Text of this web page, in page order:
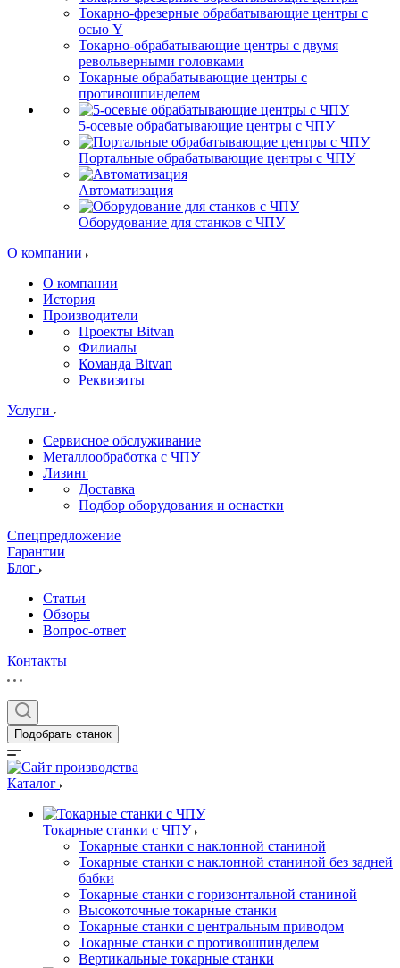
Токарно-фрезерные обрабатывающие центры с
осью Y
Токарно-обрабатывающие центры c двумя
револьверными головками
Токарные обрабатывающие центры с
противошпинделем
5-осевые обрабатывающие центры с ЧПУ
Портальные обрабатывающие центры с ЧПУ
Автоматизация
Оборудование для станков с ЧПУ
О компании
О компании
История
Производители
Проекты Bitvan
Филиалы
Команда Bitvan
Реквизиты
Услуги
Сервисное обслуживание
Металлообработка с ЧПУ
Лизинг
Доставка
Подбор оборудования и оснастки
Спецпредложение
Гарантии
Блог
Статьи
Обзоры
Вопрос-ответ
Контакты
Подобрать станок
Каталог
Токарные станки с ЧПУ
Токарные станки с наклонной станиной
Токарные станки с наклонной станиной без задней
бабки
Токарные станки с горизонтальной станиной
Высокоточные токарные станки
Токарные станки с центральным приводом
Токарные станки с противошпинделем
Вертикальные токарные станки